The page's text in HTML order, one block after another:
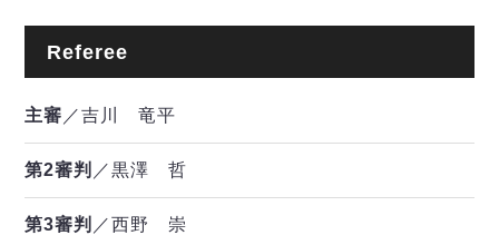
Referee
主審 ／吉川 竜平
第2審判 ／黒澤 哲
第3審判 ／西野 崇